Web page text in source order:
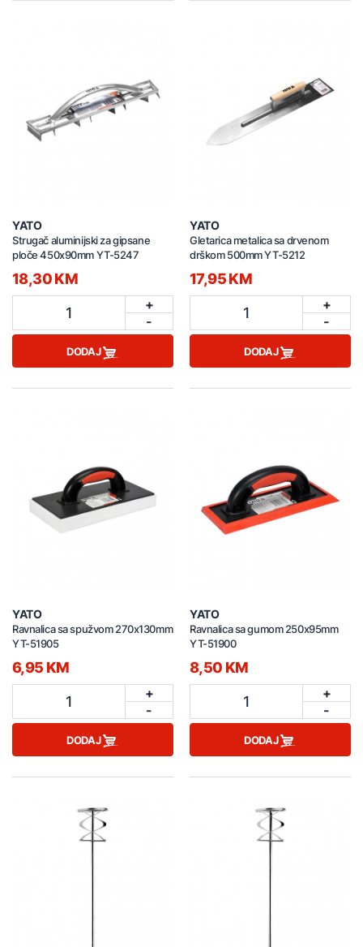
YATO
Strugač aluminijski za gipsane
ploče 450x90mm YT-5247
18,30 KM
1
+
-
DODAJ
YATO
Gletarica metalica sa drvenom
drškom 500mm YT-5212
17,95 KM
1
+
-
DODAJ
YATO
Ravnalica sa spužvom 270x130mm
YT-51905
6,95 KM
1
+
-
DODAJ
YATO
Ravnalica sa gumom 250x95mm
YT-51900
8,50 KM
1
+
-
DODAJ